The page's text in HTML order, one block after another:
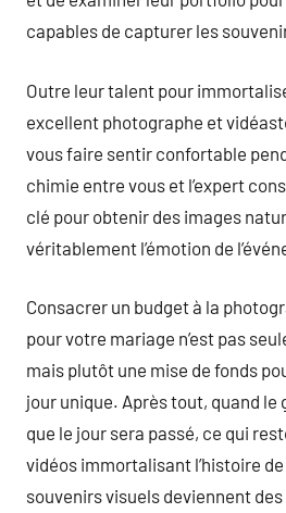
capables de capturer les
Outre leur talent pour
excellent photographe et
vous faire sentir confortable
chimie entre vous et l’expert
clé pour obtenir des images
véritablement l’émotion de
Consacrer un budget à la
pour votre mariage n’est pas
mais plutôt une mise de fonds
jour unique. Après tout, quand le
que le jour sera passé, ce qui
vidéos immortalisant l’histoire
souvenirs visuels deviennent